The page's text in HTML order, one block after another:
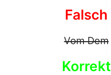
Falsch
Vom Dem
Korrekt